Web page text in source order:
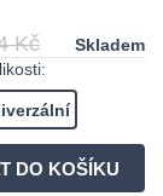
Kč
Skladem